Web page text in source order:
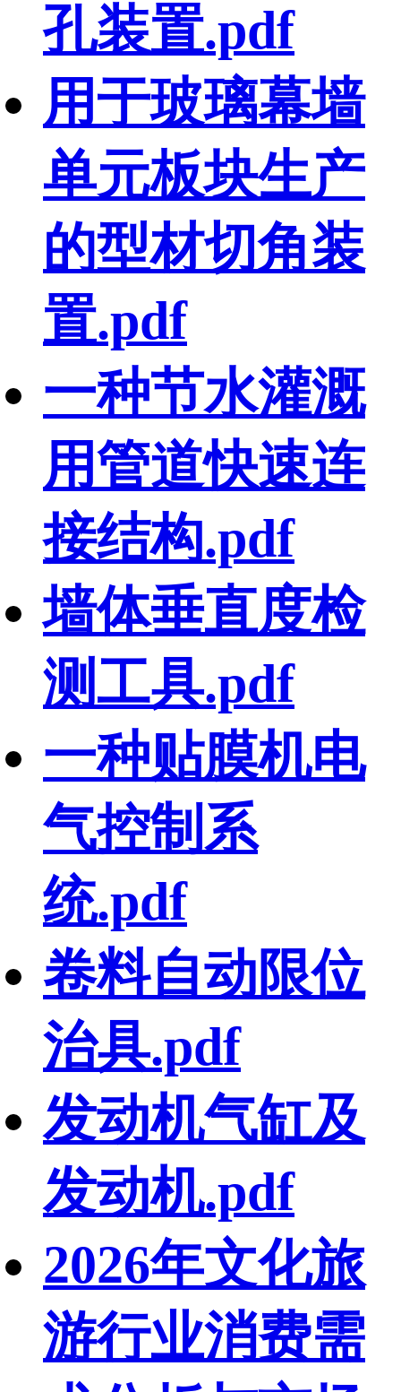
孔装置.pdf
用于玻璃幕墙
单元板块生产
的型材切角装
置.pdf
一种节水灌溉
用管道快速连
接结构.pdf
墙体垂直度检
测工具.pdf
一种贴膜机电
气控制系
统.pdf
卷料自动限位
治具.pdf
发动机气缸及
发动机.pdf
2026年文化旅
游行业消费需